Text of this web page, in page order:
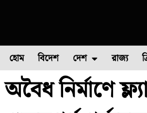
হোম বিদেশ দেশ
ফুল চাষ ফল চাষ
রাজ্য
অবৈধ নির্মাণে